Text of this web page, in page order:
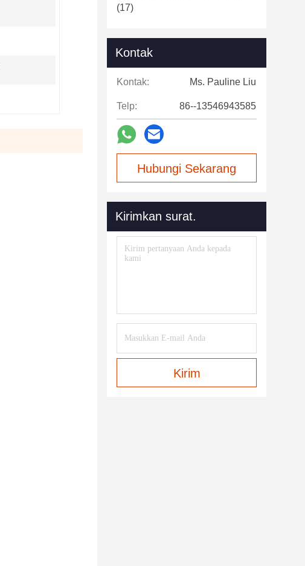
(17)
Kontak
Kontak: Ms. Pauline Liu
Telp: 86--13546943585
Hubungi Sekarang
Kirimkan surat.
Kirim